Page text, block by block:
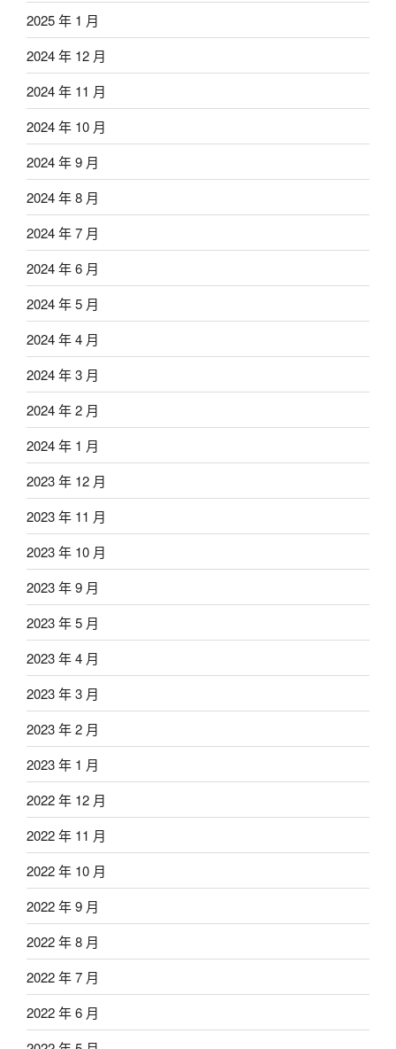
2025 年 1 月
2024 年 12 月
2024 年 11 月
2024 年 10 月
2024 年 9 月
2024 年 8 月
2024 年 7 月
2024 年 6 月
2024 年 5 月
2024 年 4 月
2024 年 3 月
2024 年 2 月
2024 年 1 月
2023 年 12 月
2023 年 11 月
2023 年 10 月
2023 年 9 月
2023 年 5 月
2023 年 4 月
2023 年 3 月
2023 年 2 月
2023 年 1 月
2022 年 12 月
2022 年 11 月
2022 年 10 月
2022 年 9 月
2022 年 8 月
2022 年 7 月
2022 年 6 月